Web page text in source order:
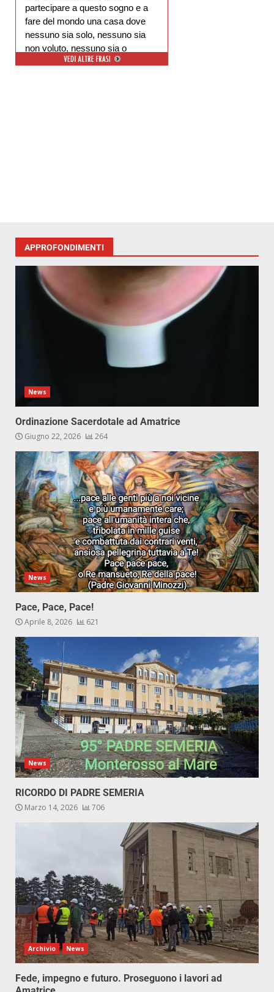
partecipare a questo sogno e a
fare del mondo una casa dove
nessuno sia solo, nessuno sia
non voluto, nessuno sia o
APPROFONDIMENTI
News
Ordinazione Sacerdotale ad Amatrice
Giugno 22, 2026 264
News
Pace, Pace, Pace!
Aprile 8, 2026 621
News
RICORDO DI PADRE SEMERIA
Marzo 14, 2026 706
Archivio News
Fede, impegno e futuro. Proseguono i lavori ad